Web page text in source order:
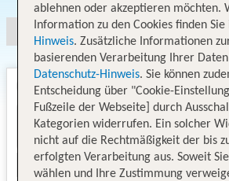
ablehnen oder akzeptieren möchten.
Information zu den Cookies finden Sie
Hinweis. Zusätzliche Informationen
basierenden Verarbeitung Ihrer
Datenschutz-Hinweis. Sie können
Entscheidung über "Cookie-
Fußzeile der Webseite] durch
Kategorien widerrufen. Ein solcher
nicht auf die Rechtmäßigkeit der bis
erfolgten Verarbeitung aus. Soweit
wählen und Ihre Zustimmung